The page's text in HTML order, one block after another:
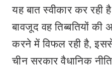
यह बात स्वीकार कर
बावजूद वह तिब्बतियों की
करने में विफल रही है, इससे
चीन सरकार वैधानिक